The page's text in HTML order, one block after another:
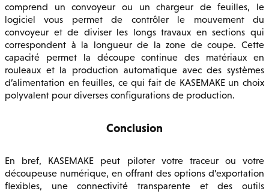
comprend un convoyeur ou un chargeur de feuilles, le
logiciel vous permet de contrôler le mouvement du
convoyeur et de diviser les longs travaux en sections qui
correspondent à la longueur de la zone de coupe. Cette
capacité permet la découpe continue des matériaux en
rouleaux et la production automatique avec des systèmes
d’alimentation en feuilles, ce qui fait de KASEMAKE un choix
polyvalent pour diverses configurations de production.
Conclusion
En bref, KASEMAKE peut piloter votre traceur ou votre
découpeuse numérique, en offrant des options d’exportation
flexibles, une connectivité transparente et des outils